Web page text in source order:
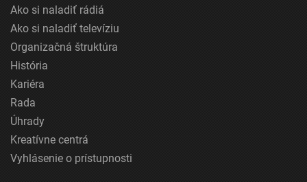
Ako si naladiť rádiá
Ako si naladiť televíziu
Organizačná štruktúra
História
Kariéra
Rada
Úhrady
Kreatívne centrá
Vyhlásenie o prístupnosti